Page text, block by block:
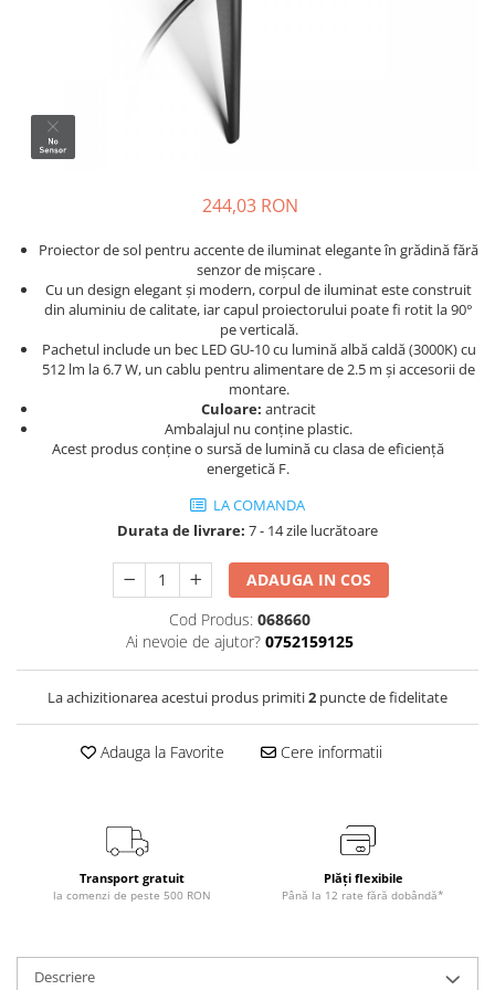
244,03 RON
Proiector de sol pentru accente de iluminat elegante în grădină fără
senzor de mișcare .
Cu un design elegant și modern, corpul de iluminat este construit
din aluminiu de calitate, iar capul proiectorului poate fi rotit la 90°
pe verticală.
Pachetul include un bec LED GU-10 cu lumină albă caldă (3000K) cu
512 lm la 6.7 W, un cablu pentru alimentare de 2.5 m și accesorii de
montare.
Culoare: antracit
Ambalajul nu conține plastic.
Acest produs conține o sursă de lumină cu clasa de eficiență
energetică F.
LA COMANDA
Durata de livrare: 7 - 14 zile lucrătoare
ADAUGA IN COS
Cod Produs: 068660
Ai nevoie de ajutor? 0752159125
La achizitionarea acestui produs primiti2 puncte de fidelitate
Adauga la Favorite Cere informatii
Transport gratuit
la comenzi de peste 500 RON
Plăți flexibile
Până la 12 rate fără dobândă*
Descriere